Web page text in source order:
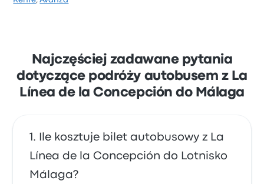
Najczęściej zadawane pytania
dotyczące podróży autobusem z La
Línea de la Concepción do Málaga
Ile kosztuje bilet autobusowy z La
Línea de la Concepción do Lotnisko
Málaga?